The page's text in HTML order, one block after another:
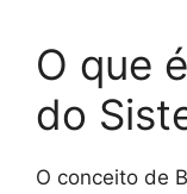
O que
do
O conceito de